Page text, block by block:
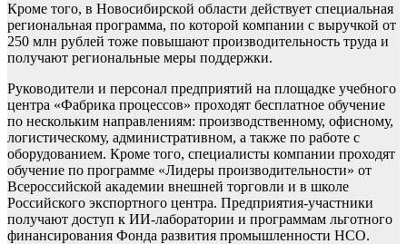
Кроме того, в Новосибирской области действует специальная
региональная программа, по которой компании с выручкой от
250 млн рублей тоже повышают производительность труда и
получают региональные меры поддержки.
Руководители и персонал предприятий на площадке учебного
центра «Фабрика процессов» проходят бесплатное обучение
по нескольким направлениям: производственному, офисному,
логистическому, административном, а также по работе с
оборудованием. Кроме того, специалисты компании проходят
обучение по программе «Лидеры производительности» от
Всероссийской академии внешней торговли и в школе
Российского экспортного центра. Предприятия-участники
получают доступ к ИИ-лаборатории и программам льготного
финансирования Фонда развития промышленности НСО.